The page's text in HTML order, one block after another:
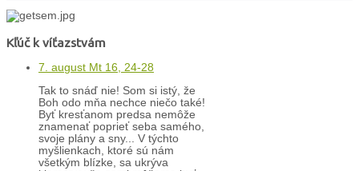
Kľúč k víťazstvám
7. august Mt 16, 24-28
Tak to snáď nie! Som si istý, že
Boh odo mňa nechce niečo také!
Byť kresťanom predsa nemôže
znamenať poprieť seba samého,
svoje plány a sny... V týchto
myšlienkach, ktoré sú nám
všetkým blízke, sa ukrýva